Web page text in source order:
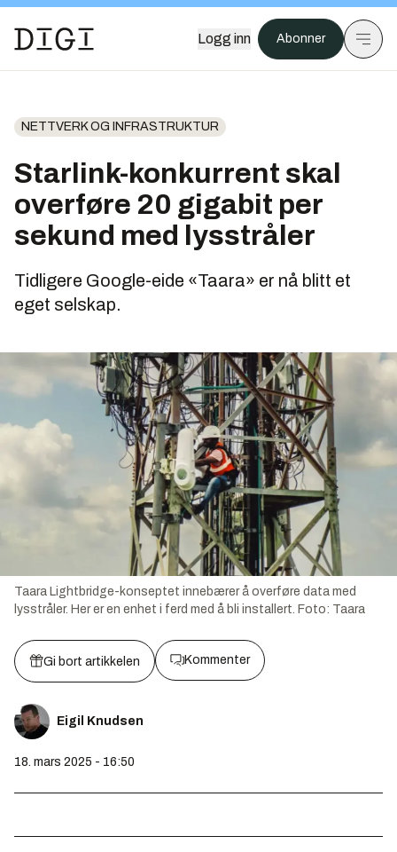
Logg inn Abonner
NETTVERK OG INFRASTRUKTUR
Starlink-konkurrent skal
overføre 20 gigabit per
sekund med lysstråler
Tidligere Google-eide «Taara» er nå blitt et
eget selskap.
Taara Lightbridge-konseptet innebærer å overføre data med
lysstråler. Her er en enhet i ferd med å bli installert. Foto: Taara
Gi bort artikkelen Kommenter
Eigil Knudsen
18. mars 2025 - 16:50